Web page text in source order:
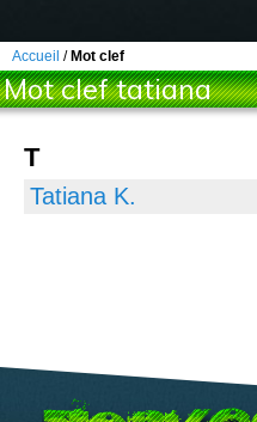
Accueil / Mot clef
Mot clef tatiana
T
Tatiana K.